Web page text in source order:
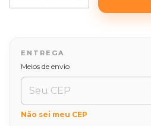
Entregas para o CEP:
Meios de envio
Não sei meu CEP